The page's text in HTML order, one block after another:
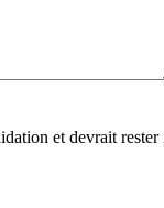
et devrait rester